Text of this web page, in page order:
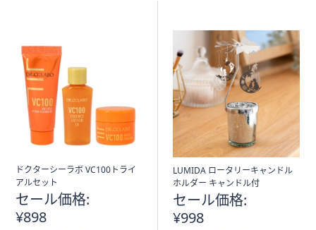
の
は
タ
ッ
チ
ドクターシーラボ VC100トライ
アルセット
セール価格:
¥898
LUMIDA ロータリーキャンドル
ホルダー キャンドル付
セール価格:
¥998